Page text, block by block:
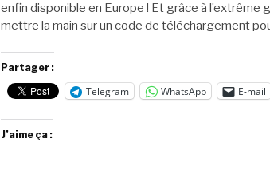
enfin disponible en Europe ! Et grâce à l’extrême
mettre la main sur un code de téléchargement
Partager :
Telegram WhatsApp E-mail
J’aime ça :